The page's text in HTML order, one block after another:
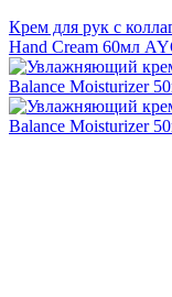
Крем для рук с
Hand Cream 60мл